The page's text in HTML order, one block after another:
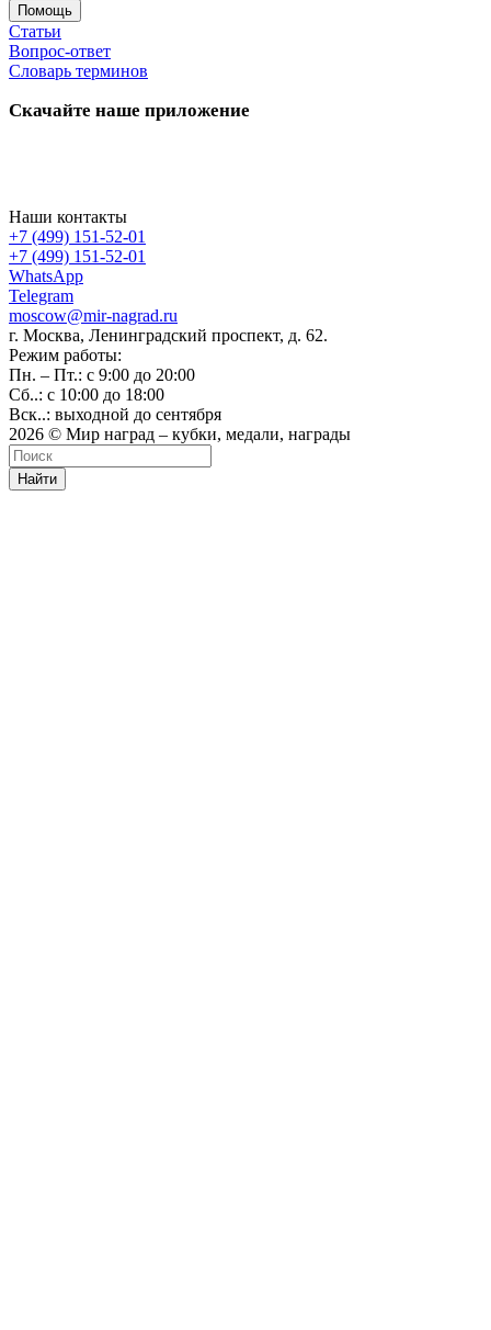
Помощь
Статьи
Вопрос-ответ
Словарь терминов
Скачайте наше приложение
Наши контакты
+7 (499) 151-52-01
+7 (499) 151-52-01
WhatsApp
Telegram
moscow@mir-nagrad.ru
г. Москва, Ленинградский проспект, д. 62.
Режим работы:
Пн. – Пт.: с 9:00 до 20:00
Сб..: с 10:00 до 18:00
Вск..: выходной до сентября
2026 © Мир наград – кубки, медали, награды
Найти